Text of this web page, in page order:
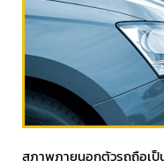
สภาพภายนอกตัวรถถือเป็